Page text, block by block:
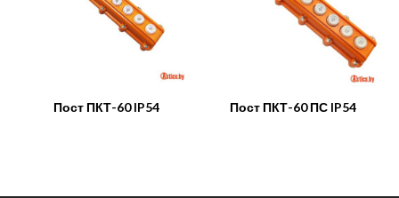
Пост ПКТ-60 IP54 Пост ПКТ-60 ПС IP54